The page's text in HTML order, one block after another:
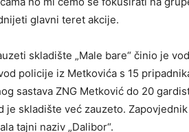
glavni teret akcije.
skladište „Male bare“ činio je
policije iz Metkovića s 15
sastava ZNG Metković do 20
je skladište već zauzeto.
tajni naziv „Dalibor“.